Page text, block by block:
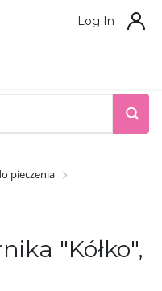
Log In
pieczenia
"Kółko",